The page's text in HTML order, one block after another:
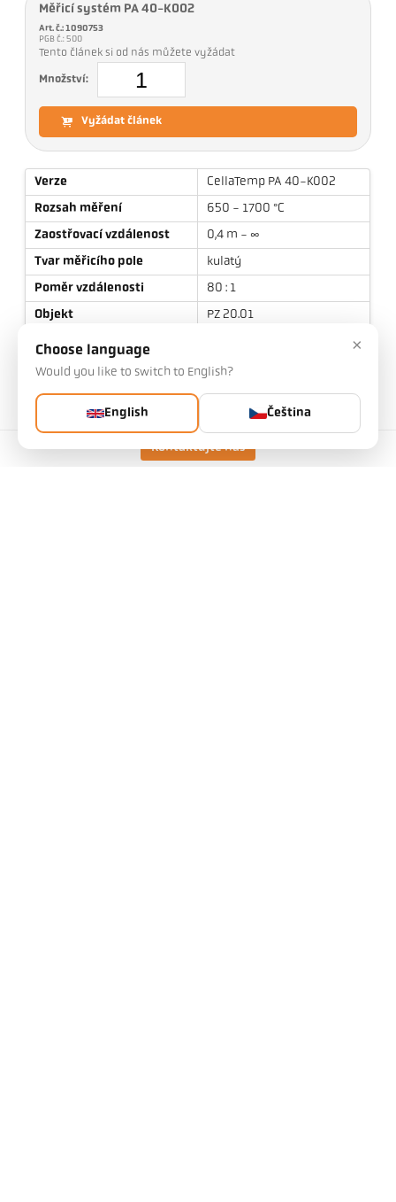
Kontaktujte nás
Měřicí systém PA 40-K002
Art. č.: 1090753
PGB č.: 500
Tento článek si od nás můžete vyžádat
Množství:
Vyžádat článek
Verze
CellaTemp PA 40-K002
Rozsah měření
650 - 1700 °C
Zaostřovací vzdálenost
0,4 m - ∞
Tvar měřicího pole
kulatý
Poměr vzdálenosti
80 : 1
Objekt
PZ 20.01
Princip měření
Zaměřovací zařízení
Průhled objektivem
Technické údaje
×
Choose language
Would you like to switch to English?
English Čeština